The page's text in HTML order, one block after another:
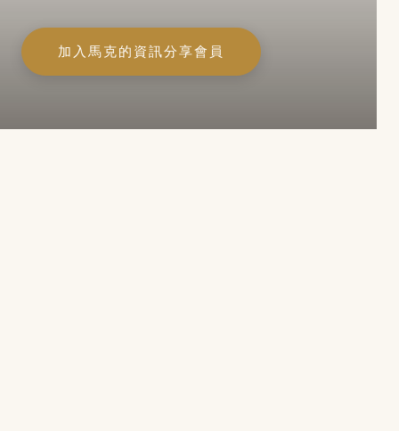
加入馬克的資訊分享會員